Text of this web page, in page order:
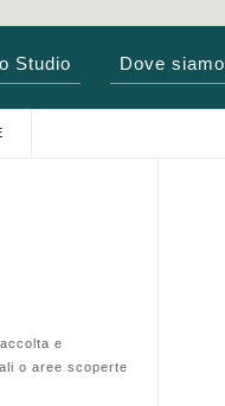
Studio Dove siamo
e
o aree scoperte